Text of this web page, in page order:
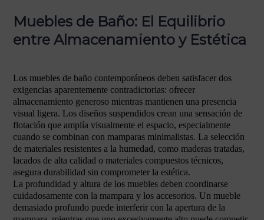
Muebles de Baño: El Equilibrio
entre Almacenamiento y Estética
Los muebles de baño contemporáneos deben satisfacer dos
exigencias aparentemente contradictorias: ofrecer
almacenamiento generoso mientras mantienen una presencia
visual ligera. Los diseños suspendidos crean una sensación de
flotación que amplía visualmente el espacio, especialmente
cuando se combinan con mamparas minimalistas. La selección
de materiales resistentes a la humedad, como maderas tratadas,
lacados de alta calidad o materiales compuestos técnicos,
asegura durabilidad sin comprometer la estética.
La profundidad y altura de los muebles deben coordinarse
cuidadosamente con la mampara y los accesorios. Un mueble
demasiado profundo puede interferir con la apertura de la